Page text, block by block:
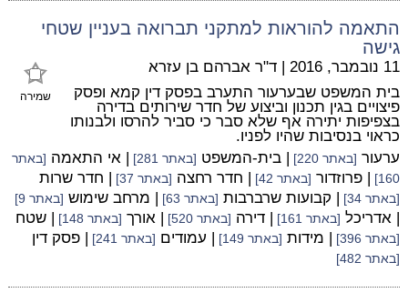
התאמה להוראות למתקני תברואה בעניין שטחי
גישה
שמירה
11 נובמבר, 2016 | ד"ר אברהם בן עזרא
בית המשפט שבערעור התערב בפסק דין קמא ופסק
פיצויים בגין תכנון וביצוע של חדר שירותים בדירה
בצפיפות יתירה אף שלא סבר כי סביר להרסו ולבנותו
כראוי בנסיבות שהיו לפניו.
ערעור [באתר 220] | בית-המשפט [באתר 281] | אי התאמה [באתר
160]
| פרוזדור [באתר 42] | חדר רחצה [באתר 37] | חדר שרות
[באתר 34] | קבועות שרברבות [באתר 63] | מרחב שימוש [באתר 9]
| אדריכל [באתר 161] | דירה [באתר 520] | אורך [באתר 148] | שטח
[באתר 396] | מידות [באתר 149] | עמודים [באתר 241] | פסק דין
[באתר 482]